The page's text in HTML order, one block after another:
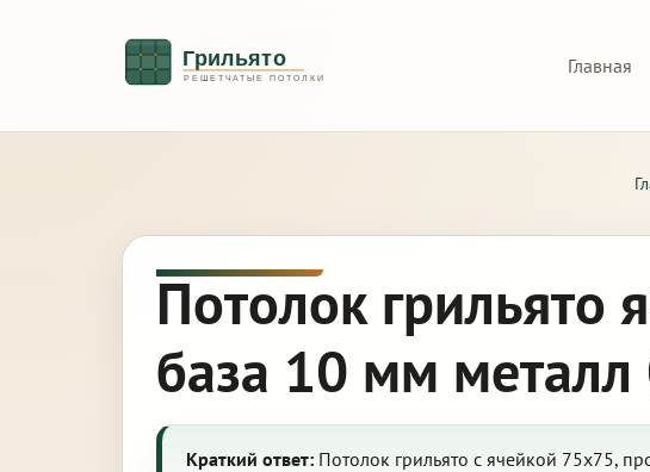
Главная
Потолок грильято
база 10 мм
Краткий ответ: Потолок грильято с ячейкой 75х75,